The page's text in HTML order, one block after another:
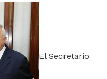
El Secretario